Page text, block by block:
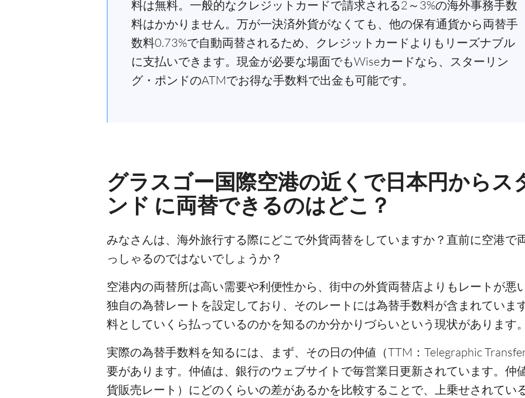
料は無料。一般的なクレジットカードで請求される2～3%の海外事務手数
料はかかりません。万が一決済外貨がなくても、他の保有通貨から両替手
数料0.73%で自動両替されるため、クレジットカードよりもリーズナブル
に支払いできます。現金が必要な場面でもWiseカードなら、スターリン
グ・ポンドのATMでお得な手数料で出金も可能です。
グラスゴー国際空港の近くで日本円からス
ンド に両替できるのはどこ？
みなさんは、海外旅行する際にどこで外貨両替をしていますか？直前に空港で
っしゃるのではないでしょうか？
空港内の両替所は高い需要や利便性から、街中の外貨両替店よりもレートが悪
独自の為替レートを設定しており、そのレートには為替手数料が含まれていま
料としていくら払っているのかを知るのか分かりづらいという現状があります
実際の為替手数料を知るには、まず、その日の仲値（TTM：Telegraphic
要があります。仲値は、銀行のウェブサイトで毎営業日更新されています。仲
貨販売レート）にどのくらいの差があるかを比較することで、上乗せされてい